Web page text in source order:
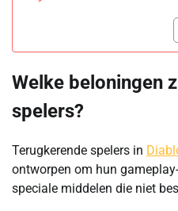
Welke beloningen
spelers?
Terugkerende spelers in
ontworpen om hun
speciale middelen die niet